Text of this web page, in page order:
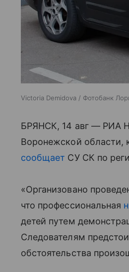
Victoria Demidova / Фотобанк
БРЯНСК, 14 авг — РИА
Воронежской области,
сообщает СУ СК по
«Организовано
что профессиональная
детей путем
Следователям
обстоятельства